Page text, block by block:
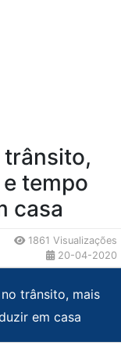
trânsito,
tempo
casa
1861 Visualizações
20-04-2020
trânsito, mais
em casa